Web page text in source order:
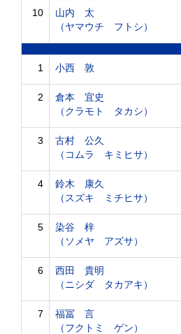
10
山内 太
（ヤマウチ フトシ）
1 小西 敦
2
倉本 宜史
（クラモト タカシ）
3
古村 公久
（コムラ キミヒサ）
4
鈴木 康久
（スズキ ミチヒサ）
5
染谷 梓
（ソメヤ アズサ）
6
西田 貴明
（ニシダ タカアキ）
7
福冨 言
（フクトミ ゲン）